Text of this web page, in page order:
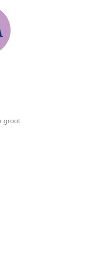
groot